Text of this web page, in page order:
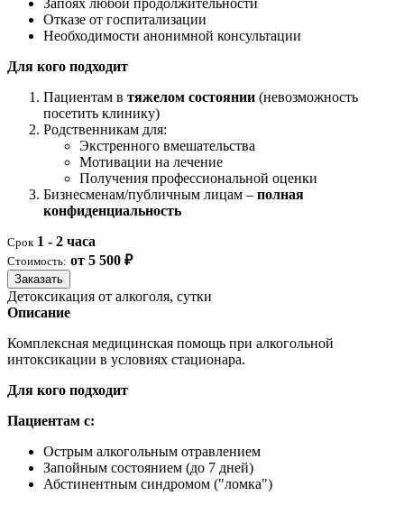
Отказе от госпитализации
Необходимости анонимной консультации
Для кого подходит
Пациентам в тяжелом состоянии (невозможность
посетить клинику)
Родственникам для:
Экстренного вмешательства
Мотивации на лечение
Получения профессиональной оценки
Бизнесменам/публичным лицам – полная
конфиденциальность
Срок 1 - 2 часа
Стоимость: от 5 500 ₽
Заказать
Детоксикация от алкоголя, сутки
Описание
Комплексная медицинская помощь при алкогольной
интоксикации в условиях стационара.
Для кого подходит
Пациентам с:
Острым алкогольным отравлением
Запойным состоянием (до 7 дней)
Абстинентным синдромом ("ломка")